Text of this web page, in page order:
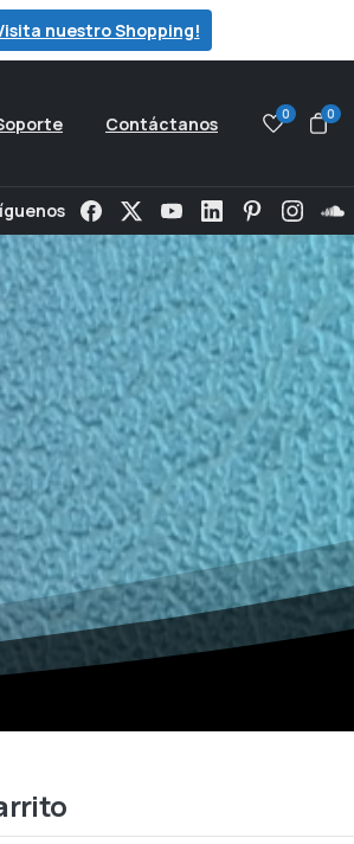
nuestro Shopping!
Contáctanos 0 0